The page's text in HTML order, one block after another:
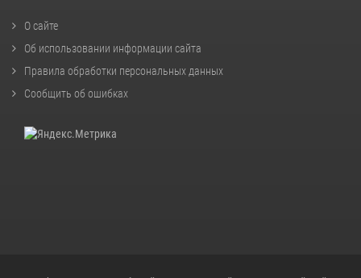
О сайте
Об использовании информации сайта
Правила обработки персональных данных
Сообщить об ошибках